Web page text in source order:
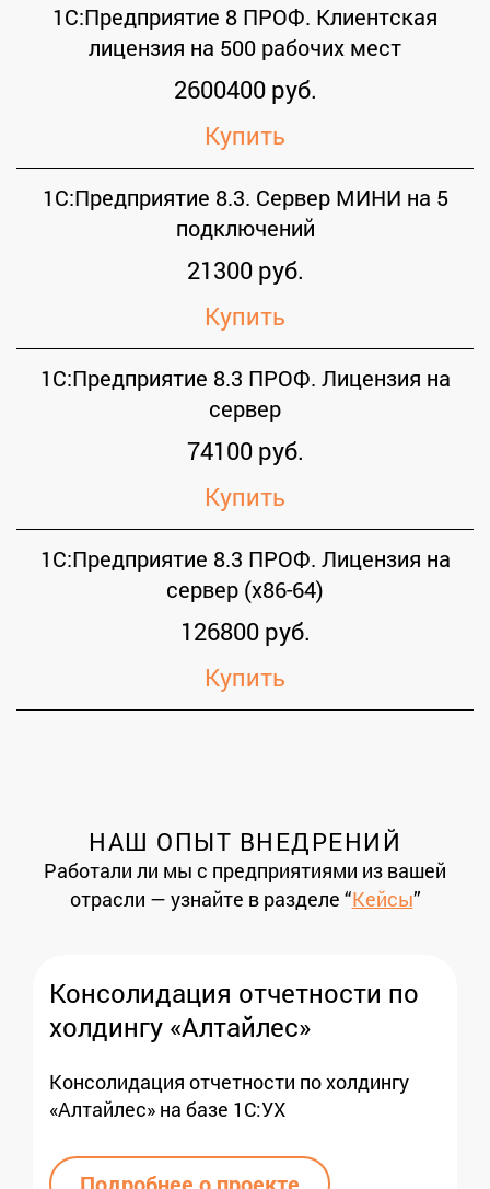
1С:Предприятие 8 ПРОФ. Клиентская
лицензия на 500 рабочих мест
2600400 руб.
Купить
1С:Предприятие 8.3. Сервер МИНИ на 5
подключений
21300 руб.
Купить
1С:Предприятие 8.3 ПРОФ. Лицензия на
сервер
74100 руб.
Купить
1С:Предприятие 8.3 ПРОФ. Лицензия на
сервер (x86-64)
126800 руб.
Купить
НАШ ОПЫТ ВНЕДРЕНИЙ
Работали ли мы с предприятиями из вашей
отрасли — узнайте в разделе “Кейсы”
Консолидация отчетности по
холдингу «Алтайлес»
Консолидация отчетности по холдингу
«Алтайлес» на базе 1С:УХ
Подробнее о проекте